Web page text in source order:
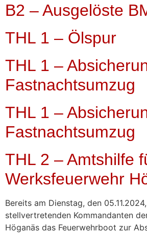
B2 – Ausgelöste
THL 1 – Ölspur
THL 1 –
Fastnachtsumzug
THL 1 –
Fastnachtsumzug
THL 2 – Amtshilfe
Werksfeuerwehr
Bereits am Dienstag, den
stellvertretenden Kommandanten
Höganäs das Feuerwehrboot zur